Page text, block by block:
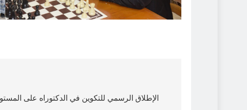
الإطلاق الرسمي للتكوين في الدكتوراه على المستوى